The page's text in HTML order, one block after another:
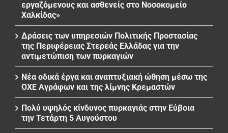
εργαζόμενους και ασθενείς στο Νοσοκομείο
Χαλκίδας»
Δράσεις των υπηρεσιών Πολιτικής Προστασίας
της Περιφέρειας Στερεάς Ελλάδας για την
αντιμετώπιση των πυρκαγιών
Νέα οδικά έργα και αναπτυξιακή ώθηση μέσω της
ΟΧΕ Αγράφων και της λίμνης Κρεμαστών
Πολύ υψηλός κίνδυνος πυρκαγιάς στην Εύβοια
την Τετάρτη 5 Αυγούστου